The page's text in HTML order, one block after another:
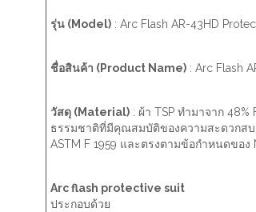
รุ่น (Model) : Arc Flash AR-43HD
ชื่อสินค้า (Product Name) : Arc Flash
วัสดุ (Material) : ผ้า TSP ทำมาจาก
ธรรมชาติที่มีคุณสมบัติของความสะดวกส
ASTM F 1959 และตรงตามข้อกำหนดของ
Arc flash protective suit
ประกอบด้วย